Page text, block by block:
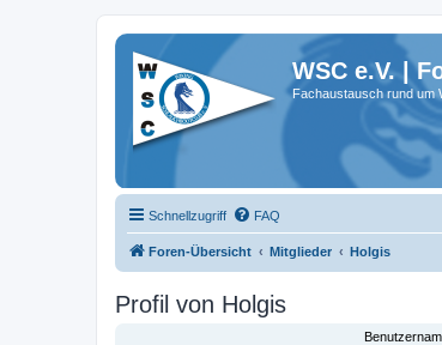
WSC e.V. |
Fachaustausch rund um
Schnellzugriff FAQ
Foren-Übersicht Mitglieder Holgis
Profil von Holgis